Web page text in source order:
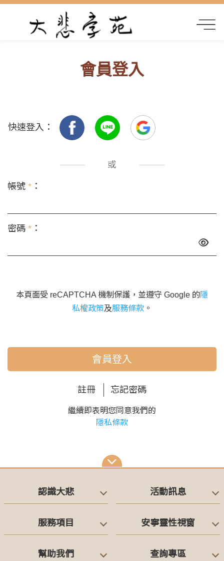
會員登入
快速登入：
或
帳號 * ：
密碼 * ：
本頁面受 reCAPTCHA 機制保護，並遵守 Google 的隱
私權政策及服務條款 。
會員登入
註冊 忘記密碼
繼續即表明您同意我們的
隱私條款
認識大悲 活動訊息
服務項目 安寧靈性視窗
幫助我們 查詢專區